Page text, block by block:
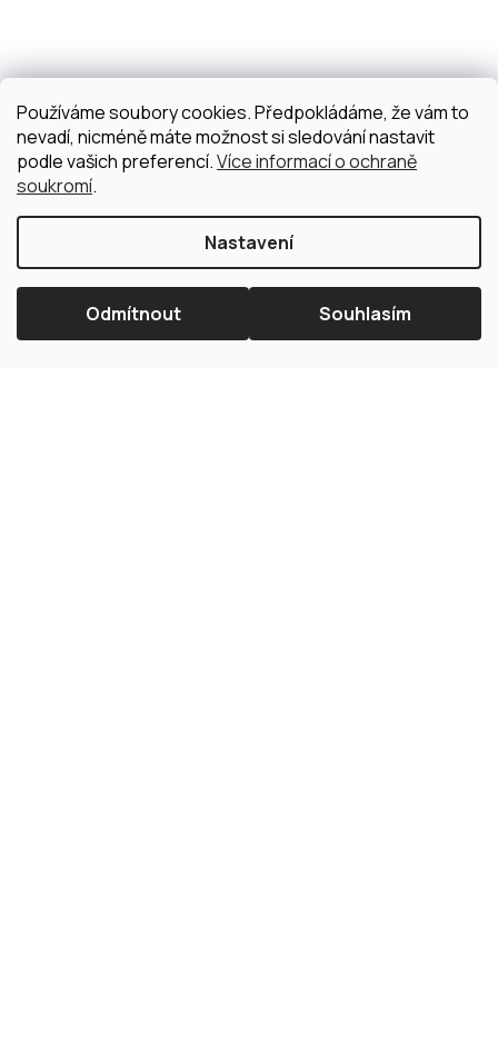
Používáme soubory cookies. Předpokládáme, že vám to
nevadí, nicméně máte možnost si sledování nastavit
podle vašich preferencí.Více informací o ochraně
soukromí.
Nastavení
Odmítnout Souhlasím